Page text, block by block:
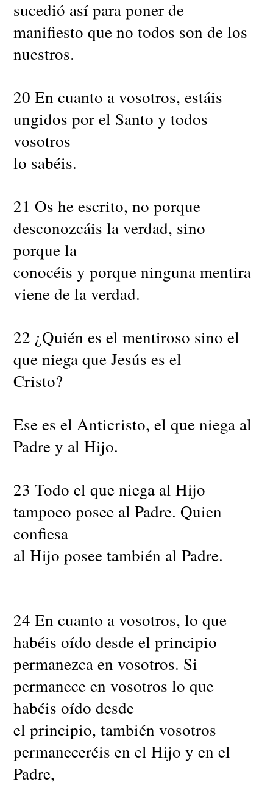
sucedió así para poner de
manifiesto que no todos son de los
nuestros.
20 En cuanto a vosotros, estáis
ungidos por el Santo y todos
vosotros
lo sabéis.
21 Os he escrito, no porque
desconozcáis la verdad, sino
porque la
conocéis y porque ninguna mentira
viene de la verdad.
22 ¿Quién es el mentiroso sino el
que niega que Jesús es el
Cristo?
Ese es el Anticristo, el que niega al
Padre y al Hijo.
23 Todo el que niega al Hijo
tampoco posee al Padre. Quien
confiesa
al Hijo posee también al Padre.
24 En cuanto a vosotros, lo que
habéis oído desde el principio
permanezca en vosotros. Si
permanece en vosotros lo que
habéis oído desde
el principio, también vosotros
permaneceréis en el Hijo y en el
Padre,